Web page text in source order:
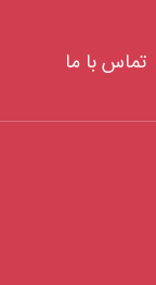
تماس با ما